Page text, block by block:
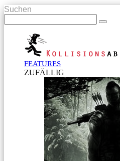
Suchen
FEATURES
ZUFÄLLIG